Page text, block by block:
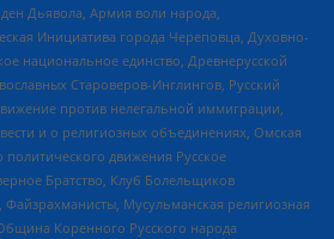
Дьявола, Армия воли народа,
Инициатива города Череповца, Духовно-
национальное единство, Древнерусской
Староверов-Инглингов, Русский
против нелегальной иммиграции,
и о религиозных объединениях, Омская
движения Русское
Братство, Клуб Болельщиков
Мусульманская религиозная
Коренного Русского народа